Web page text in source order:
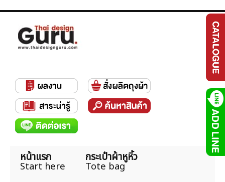
หน้าแรก
Start here
กระเป๋าผ้าหูหิ้ว
Tote bag